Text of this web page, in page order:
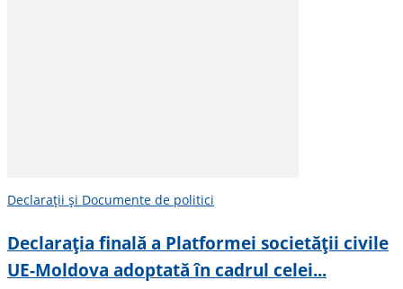
Declarații și Documente de politici
Declarația finală a Platformei societății civile
UE-Moldova adoptată în cadrul celei...